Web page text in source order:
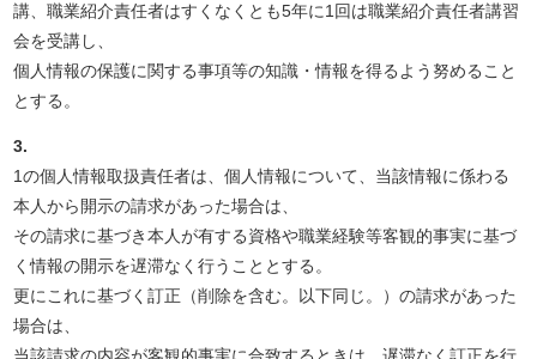
講、職業紹介責任者はすくなくとも5年に1回は職業紹介責任者講習
会を受講し、
個人情報の保護に関する事項等の知識・情報を得るよう努めること
とする。
3.
1の個人情報取扱責任者は、個人情報について、当該情報に係わる
本人から開示の請求があった場合は、
その請求に基づき本人が有する資格や職業経験等客観的事実に基づ
く情報の開示を遅滞なく行うこととする。
更にこれに基づく訂正（削除を含む。以下同じ。）の請求があった
場合は、